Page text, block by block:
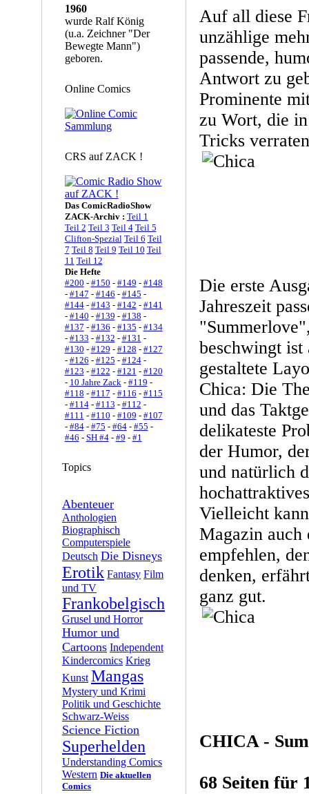
1960
wurde Ralf König
(u.a. Zeichner "Der
Bewegte Mann")
geboren.
Online Comics
CRS auf ZACK !
Das ComicRadioShow
ZACK-Archiv : Teil 1
Teil 2 Teil 3 Teil 4 Teil 5
Clifton-Spezial Teil 6 Teil
7 Teil 8 Teil 9 Teil 10 Teil
11 Teil 12
Die Hefte
#200 - #150 - #149 - #148
- #147 - #146 - #145 -
#144- #143 - #142 - #141
- #140 - #139 - #138 -
#137 - #136 - #135 - #134
- #133 - #132 - #131 -
#130 - #129 - #128 - #127
- #126 - #125 - #124-
#123 - #122 - #121 - #120
- 10 Jahre Zack- #119 -
#118 - #117 - #116 - #115
- #114- #113 - #112 -
#111 - #110 - #109 - #107
- #84- #75 - #64- #55 -
#46 - SH #4- #9 - #1
Topics
Abenteuer
Anthologien
Biographisch
Computerspiele
Deutsch Die Disneys
Erotik Fantasy Film
und TV
Frankobelgisch
Grusel und Horror
Humor und
Cartoons Independent
Kindercomics Krieg
Kunst Mangas
Mystery und Krimi
Politik und Geschichte
Schwarz-Weiss
Science Fiction
Superhelden
Understanding Comics
Western Die aktuellen
Comics
Auf all diese
unzählige
passende,
Antwort zu
Prominente
zu Wort, die
Tricks
Die erste
Jahreszeit
beschwingt ist
gestaltete
Chica: Die
und das
delikateste
der Humor,
und natürlich
Vielleicht
Magazin auch
empfehlen,
denken,
ganz gut.
CHICA -
68 Seiten für